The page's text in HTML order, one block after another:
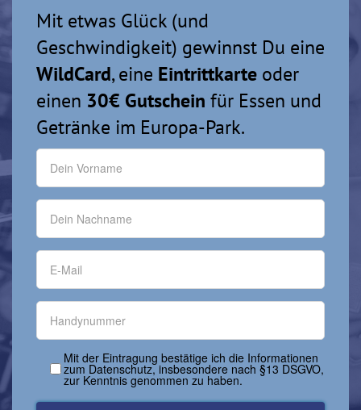
Mit etwas Glück (und
Geschwindigkeit) gewinnst Du eine
WildCard, eine Eintrittkarte oder
einen 30€ Gutschein für Essen und
Getränke im Europa-Park.
Mit der Eintragung bestätige ich die Informationen
zum Datenschutz, insbesondere nach §13 DSGVO,
zur Kenntnis genommen zu haben.